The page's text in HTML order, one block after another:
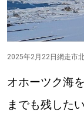
2025年2月22日網走市
オホーツク海
までも残した